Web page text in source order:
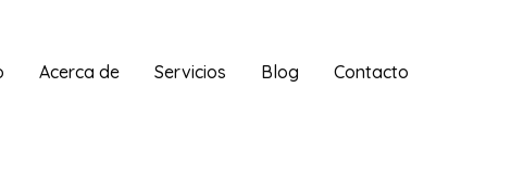
Acerca de Servicios Blog Contacto